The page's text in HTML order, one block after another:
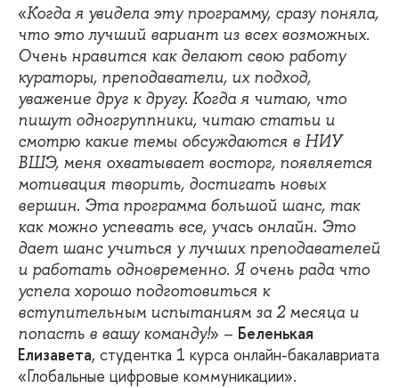
«Когда я увидела эту программу, сразу поняла,
что это лучший вариант из всех возможных.
Очень нравится как делают свою работу
кураторы, преподаватели, их подход,
уважение друг к другу. Когда я читаю, что
пишут одногруппники, читаю статьи и
смотрю какие темы обсуждаются в НИУ
ВШЭ, меня охватывает восторг, появляется
мотивация творить, достигать новых
вершин. Эта программа большой шанс, так
как можно успевать все, учась онлайн. Это
дает шанс учиться у лучших преподавателей
и работать одновременно. Я очень рада что
успела хорошо подготовиться к
вступительным испытаниям за 2 месяца и
попасть в вашу команду!» – Беленькая
Елизавета, студентка 1 курса онлайн-бакалавриата
«Глобальные цифровые коммуникации».